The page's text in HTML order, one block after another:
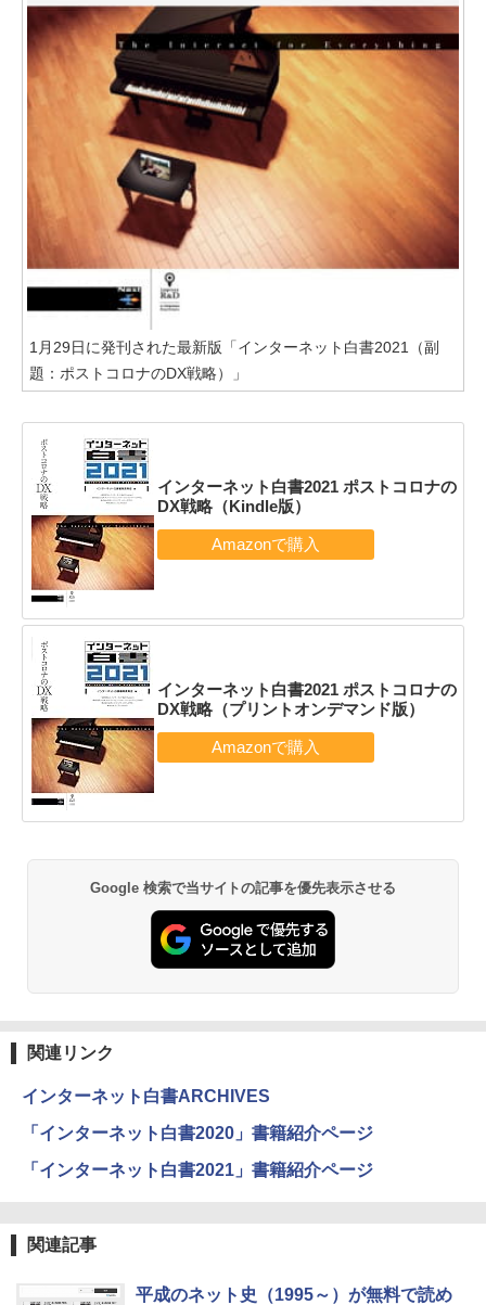
1月29日に発刊された最新版「インターネット白書2021（副
題：ポストコロナのDX戦略）」
インターネット白書2021 ポストコロナの
DX戦略（Kindle版）
インターネット白書2021 ポストコロナの
DX戦略（プリントオンデマンド版）
Google 検索で当サイトの記事を優先表示させる
関連リンク
インターネット白書ARCHIVES
「インターネット白書2020」書籍紹介ページ
「インターネット白書2021」書籍紹介ページ
関連記事
平成のネット史（1995～）が無料で読め